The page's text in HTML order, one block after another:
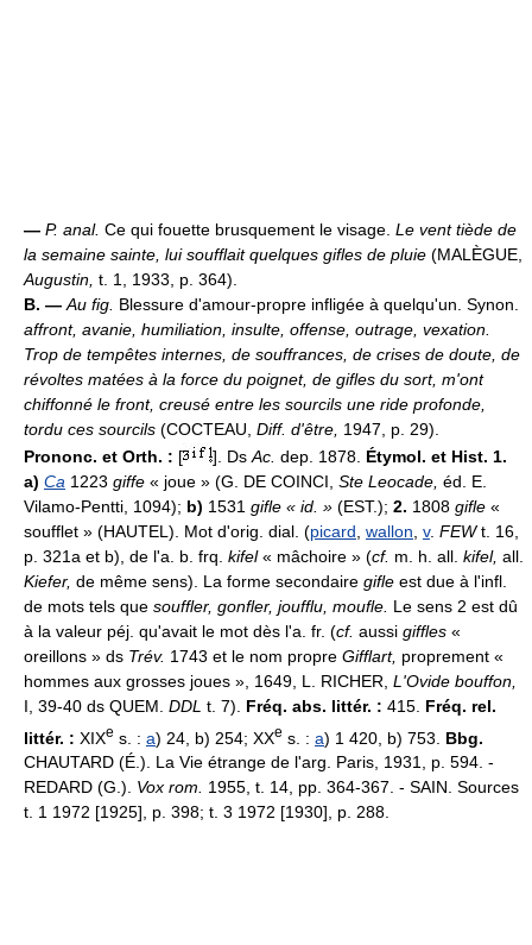
— P. anal. Ce qui fouette brusquement le visage. Le vent tiède de
la semaine sainte, lui soufflait quelques gifles de pluie (MALÈGUE,
Augustin, t. 1, 1933, p. 364).
B. — Au fig. Blessure d'amour-propre infligée à quelqu'un. Synon.
affront, avanie, humiliation, insulte, offense, outrage, vexation.
Trop de tempêtes internes, de souffrances, de crises de doute, de
révoltes matées à la force du poignet, de gifles du sort, m'ont
chiffonné le front, creusé entre les sourcils une ride profonde,
tordu ces sourcils (COCTEAU, Diff. d'être, 1947, p. 29).
Prononc. et Orth. : [ ]. Ds Ac. dep. 1878. Étymol. et Hist. 1.
a) Ca 1223 giffe « joue » (G. DE COINCI, Ste Leocade, éd. E.
Vilamo-Pentti, 1094); b) 1531 gifle « id. » (EST.); 2. 1808 gifle «
soufflet » (HAUTEL). Mot d'orig. dial. (picard wallon v. FEWt. 16,
p. 321a et b), de l'a. b. frq. kifel« mâchoire » (cf. m. h. all. kifel, all.
Kiefer, de même sens). La forme secondaire gifle est due à l'infl.
de mots tels que souffler, gonfler, joufflu, moufle. Le sens 2 est dû
à la valeur péj. qu'avait le mot dès l'a. fr. (cf. aussi giffles «
oreillons » ds Trév. 1743 et le nom propre Gifflart, proprement «
hommes aux grosses joues », 1649, L. RICHER, L'Ovide bouffon,
I, 39-40 ds QUEM. DDL t. 7). Fréq. abs. littér. : 415. Fréq. rel.
littér. : XIXe s. : a) 24, b) 254; XXe s. : a) 1 420, b) 753. Bbg.
CHAUTARD (É.). La Vie étrange de l'arg. Paris, 1931, p. 594. -
REDARD (G.). Vox rom. 1955, t. 14, pp. 364-367. - SAIN. Sources
t. 1 1972 [1925], p. 398; t. 3 1972 [1930], p. 288.